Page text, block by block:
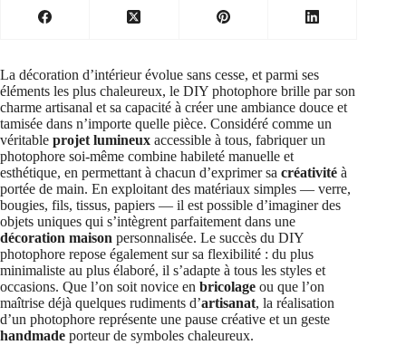
La décoration d’intérieur évolue sans cesse, et parmi ses
éléments les plus chaleureux, le DIY photophore brille par son
charme artisanal et sa capacité à créer une ambiance douce et
tamisée dans n’importe quelle pièce. Considéré comme un
véritable projet lumineux accessible à tous, fabriquer un
photophore soi-même combine habileté manuelle et
esthétique, en permettant à chacun d’exprimer sa créativité à
portée de main. En exploitant des matériaux simples — verre,
bougies, fils, tissus, papiers — il est possible d’imaginer des
objets uniques qui s’intègrent parfaitement dans une
décoration maison personnalisée. Le succès du DIY
photophore repose également sur sa flexibilité : du plus
minimaliste au plus élaboré, il s’adapte à tous les styles et
occasions. Que l’on soit novice en bricolage ou que l’on
maîtrise déjà quelques rudiments d’artisanat, la réalisation
d’un photophore représente une pause créative et un geste
handmade porteur de symboles chaleureux.